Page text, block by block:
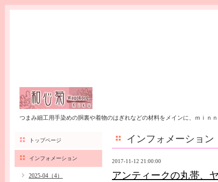
つまみ細工用手染めの胴裏や着物のはぎれなどの材料をメインに、ｍｉｎ
インフォメーション
2017-11-12 21:00:00
アンティークの丸帯、
トップページ
インフォメーション
2025-04（4）